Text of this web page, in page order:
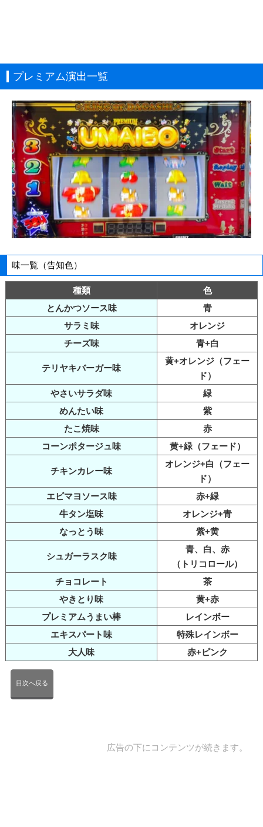
プレミアム演出一覧
味一覧（告知色）
種類
色
とんかつソース味
青
サラミ味
オレンジ
チーズ味
青+白
テリヤキバーガー味
黄+オレンジ（フェー
ド）
やさいサラダ味
緑
めんたい味
紫
たこ焼味
赤
コーンポタージュ味
黄+緑（フェード）
チキンカレー味
オレンジ+白（フェー
ド）
エビマヨソース味
赤+緑
牛タン塩味
オレンジ+青
なっとう味
紫+黄
シュガーラスク味
青、白、赤
（トリコロール）
チョコレート
茶
やきとり味
黄+赤
プレミアムうまい棒
レインボー
エキスパート味
特殊レインボー
大人味
赤+ピンク
目次へ戻る
広告の下にコンテンツが続きます。